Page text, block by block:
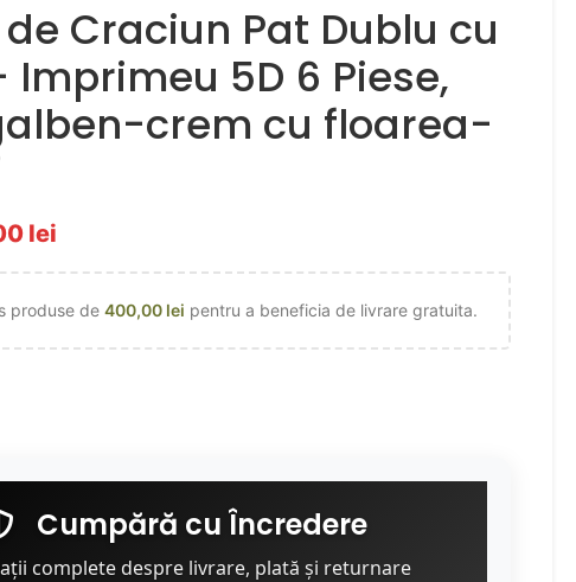
Craciun Pat Dublu cu
Imprimeu 5D 6 Piese,
crem cu floarea-
lei
produse de 400,00 lei pentru a beneficia de livrare gratuita.
Cumpără cu Încredere
complete despre livrare, plată și returnare